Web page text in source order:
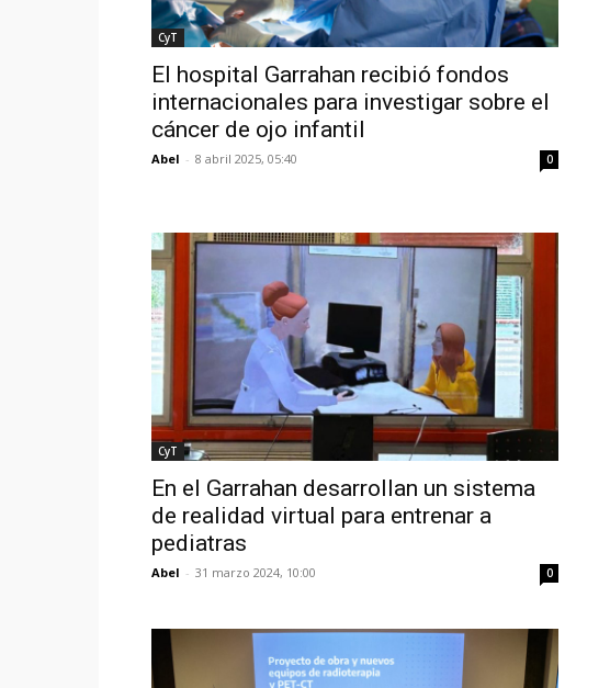
CyT
El hospital Garrahan recibió fondos
internacionales para investigar sobre el
cáncer de ojo infantil
Abel - 8 abril 2025, 05:40 0
CyT
En el Garrahan desarrollan un sistema
de realidad virtual para entrenar a
pediatras
Abel - 31 marzo 2024, 10:00 0